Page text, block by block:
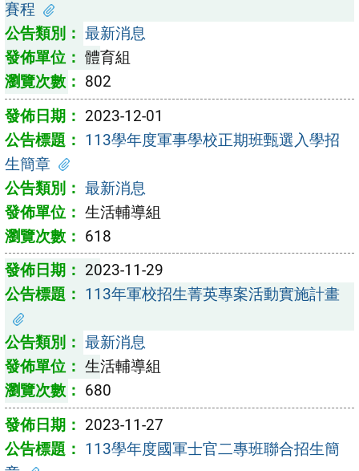
賽程
最新消息
體育組
802
2023-12-01
113學年度軍事學校正期班甄選入學招
生簡章
最新消息
生活輔導組
618
2023-11-29
113年軍校招生菁英專案活動實施計畫
最新消息
生活輔導組
680
2023-11-27
113學年度國軍士官二專班聯合招生簡